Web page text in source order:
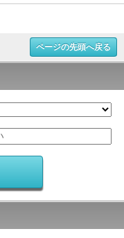
ページの先頭へ戻る